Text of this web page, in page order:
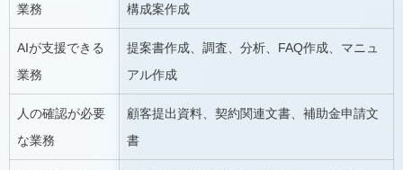
業務
構成案作成
AIが支援できる
業務
提案書作成、調査、分析、FAQ作成、マニュ
アル作成
人の確認が必要
な業務
顧客提出資料、契約関連文書、補助金申請文
書